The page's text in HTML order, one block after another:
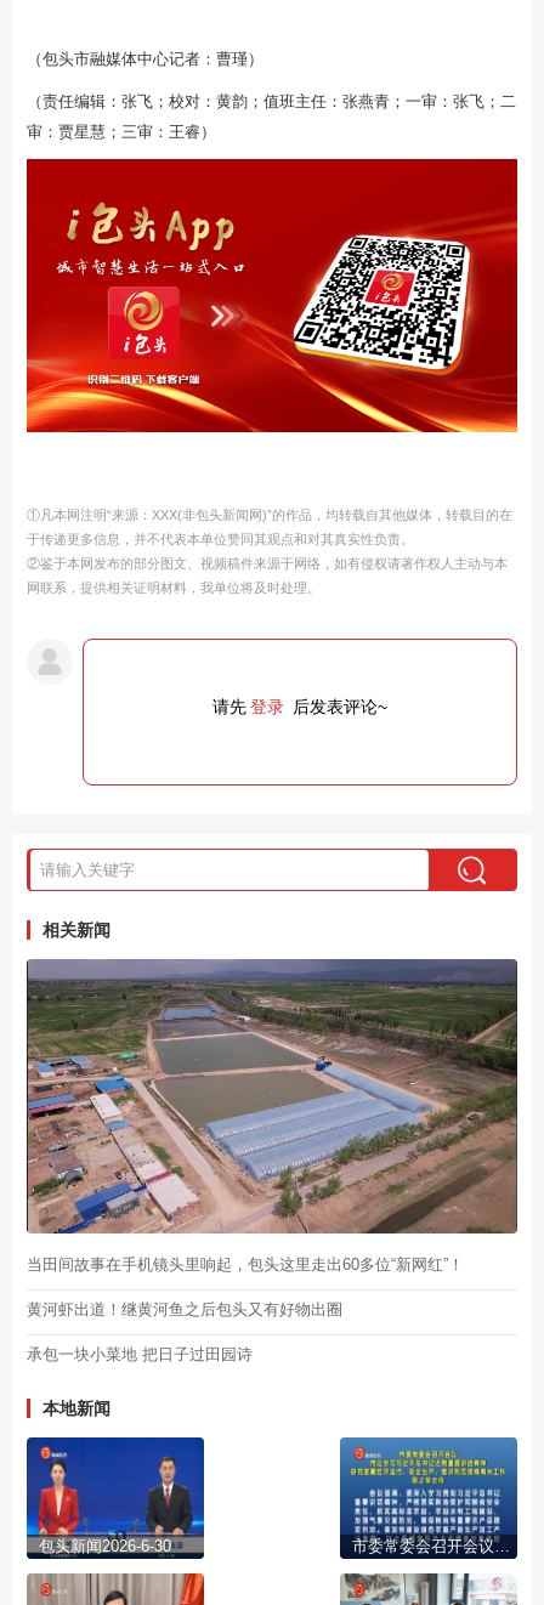
（包头市融媒体中心记者：曹瑾）
（责任编辑：张飞；校对：黄韵；值班主任：张燕青；一审：张飞；二
审：贾星慧；三审：王睿）
①凡本网注明“来源：XXX(非包头新闻网)”的作品，均转载自其他媒体，转载目的在
于传递更多信息，并不代表本单位赞同其观点和对其真实性负责。
②鉴于本网发布的部分图文、视频稿件来源于网络，如有侵权请著作权人主动与本
网联系，提供相关证明材料，我单位将及时处理。
请先登录 后发表评论~
相关新闻
当田间故事在手机镜头里响起，包头这里走出60多位“新网红”！
黄河虾出道！继黄河鱼之后包头又有好物出圈
承包一块小菜地 把日子过田园诗
本地新闻
包头新闻2026-6-30 市委常委会召开会议 传达学习习近平总书记近期重要讲话精神 研究部署经济运行、安全生产、意识形态领域有关工作 陈之常主持